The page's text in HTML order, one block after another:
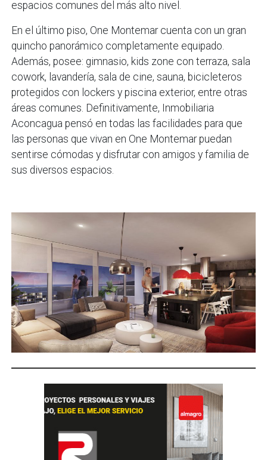
espacios comunes del más alto nivel.
En el último piso, One Montemar cuenta con un gran
quincho panorámico completamente equipado.
Además, posee: gimnasio, kids zone con terraza, sala
cowork, lavandería, sala de cine, sauna, bicicleteros
protegidos con lockers y piscina exterior, entre otras
áreas comunes. Definitivamente, Inmobiliaria
Aconcagua pensó en todas las facilidades para que
las personas que vivan en One Montemar puedan
sentirse cómodas y disfrutar con amigos y familia de
sus diversos espacios.